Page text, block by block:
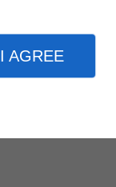
I AGREE